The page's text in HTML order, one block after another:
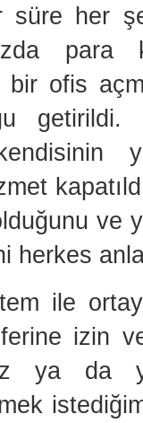
süre her
para
ofis
ve
herkes
ile
izin
ya da